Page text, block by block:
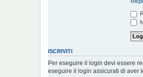
ISCRIVITI
Per eseguire il login devi essere
eseguire il login assicurati di aver